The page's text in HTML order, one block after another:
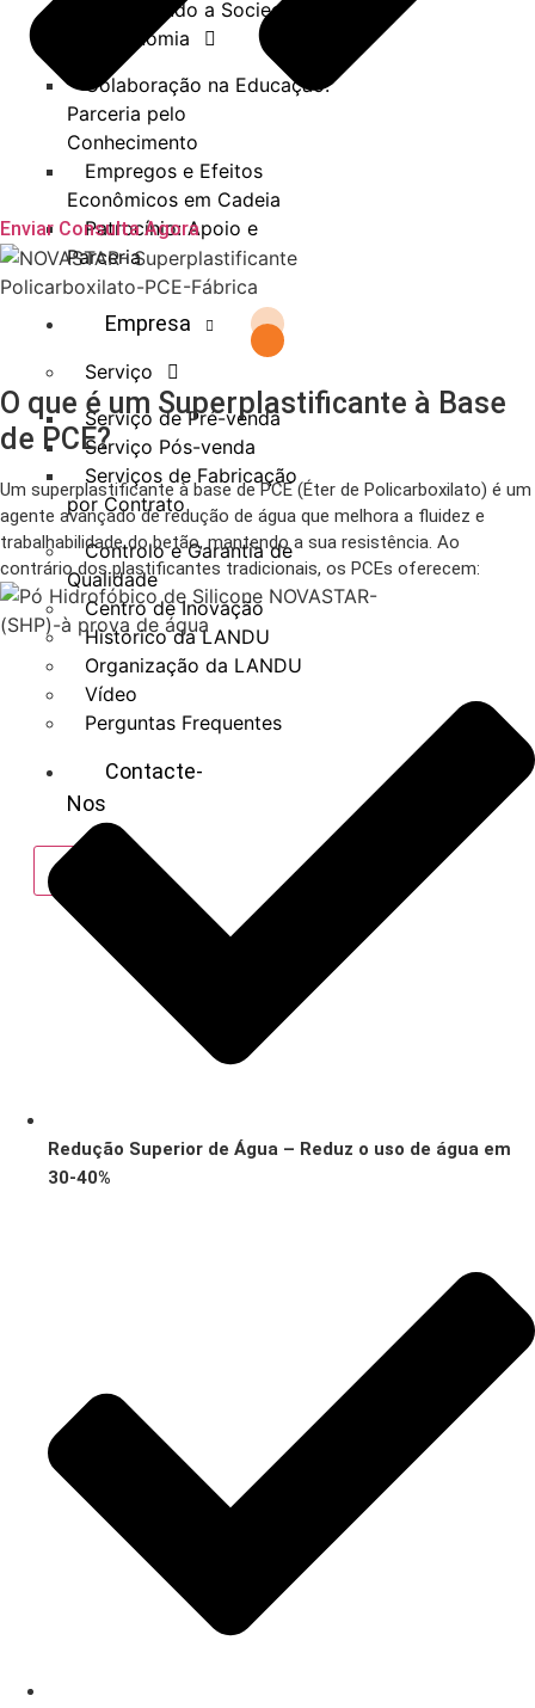
Impulsionando a Sociedade
e a Economia
Colaboração na Educação:
Parceria pelo
Conhecimento
Empregos e Efeitos
Econômicos em Cadeia
Patrocínio: Apoio e
Parceria
Empresa
Serviço
Serviço de Pré-venda
Serviço Pós-venda
Serviços de Fabricação
por Contrato
Controlo e Garantia de
Qualidade
Centro de Inovação
Histórico da LANDU
Organização da LANDU
Vídeo
Perguntas Frequentes
Contacte-
Nos
X
Enviar Consulta Agora
O que é um Superplastificante à Base
de PCE?
Um superplastificante à base de PCE (Éter de Policarboxilato) é um
agente avançado de redução de água que melhora a fluidez e
trabalhabilidade do betão, mantendo a sua resistência. Ao
contrário dos plastificantes tradicionais, os PCEs oferecem:
Redução Superior de Água – Reduz o uso de água em
30-40%